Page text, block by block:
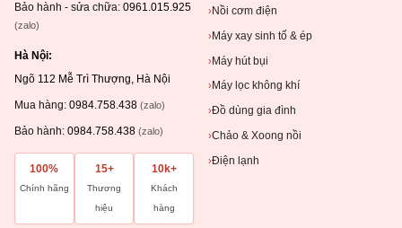
Bảo hành - sửa chữa: 0961.015.925
(zalo)
Hà Nội:
Ngõ 112 Mễ Trì Thượng, Hà Nội
Mua hàng: 0984.758.438 (zalo)
Bảo hành: 0984.758.438 (zalo)
100%
Chính hãng
15+
Thương
hiệu
10k+
Khách
hàng
› Nồi cơm điện
›Máy xay sinh tố & ép
›Máy hút bụi
› Máy lọc không khí
›Đồ dùng gia đình
›Chảo & Xoong nồi
›Điện lạnh